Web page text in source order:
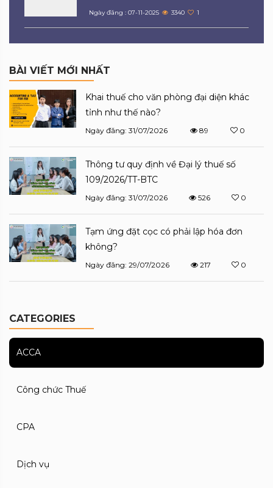
Ngày đăng : 07-11-2025 3340 1
BÀI VIẾT MỚI NHẤT
Khai thuế cho văn phòng đại diện khác
tỉnh như thế nào?
Ngày đăng: 31/07/2026 89 0
Thông tư quy định về Đại lý thuế số
109/2026/TT-BTC
Ngày đăng: 31/07/2026 526 0
Tạm ứng đặt cọc có phải lập hóa đơn
không?
Ngày đăng: 29/07/2026 217 0
CATEGORIES
ACCA
Công chức Thuế
CPA
Dịch vụ